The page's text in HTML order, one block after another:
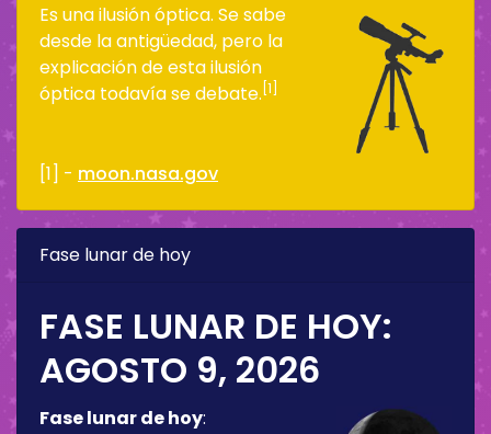
Es una ilusión óptica. Se sabe
desde la antigüedad, pero la
explicación de esta ilusión
óptica todavía se debate. [1]
[1] - moon.nasa.gov
Fase lunar de hoy
FASE LUNAR DE HOY:
AGOSTO 9, 2026
Fase lunar de hoy: